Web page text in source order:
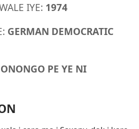
IYE: 1974
GERMAN DEMOCRATIC
ONONGO PE YE NI